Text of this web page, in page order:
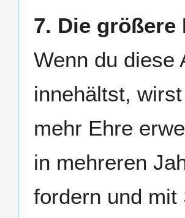
7. Die größere
Wenn du diese
innehältst,
mehr Ehre
in mehreren
fordern und mit